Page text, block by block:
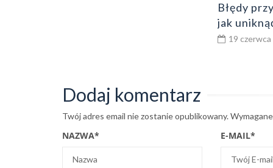
Błędy
jak
drogi,
19
Dodaj komentarz
Twój adres email nie zostanie opublikowany.
NAZWA* E-MAIL*